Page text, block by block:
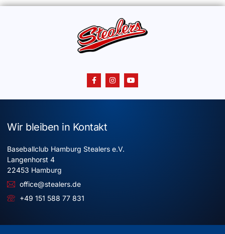
Wir bleiben in Kontakt
Baseballclub Hamburg Stealers e.V.
Langenhorst 4
22453 Hamburg
office@stealers.de
+49 151 588 77 831